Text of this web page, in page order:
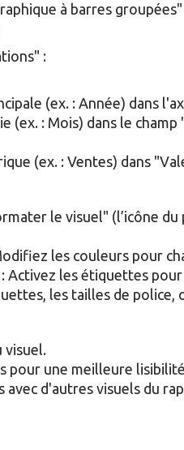
à barres
:
(ex. : Année) dans
(ex. : Mois) dans le champ
(ex. : Ventes) dans
le visuel" (l’icône du
les couleurs pour
Activez les étiquettes
les tailles de police,
visuel.
pour une meilleure
d'autres visuels du